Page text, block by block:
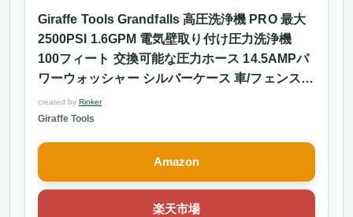
Giraffe Tools Grandfalls 高圧洗浄機 PRO 最大
2500PSI 1.6GPM 電気壁取り付け圧力洗浄機
100フィート 交換可能な圧力ホース 14.5AMPパ
ワーウォッシャー シルバーケース 車/フェンス/
パティオの掃除
created by Rinker
Giraffe Tools
Amazon
楽天市場